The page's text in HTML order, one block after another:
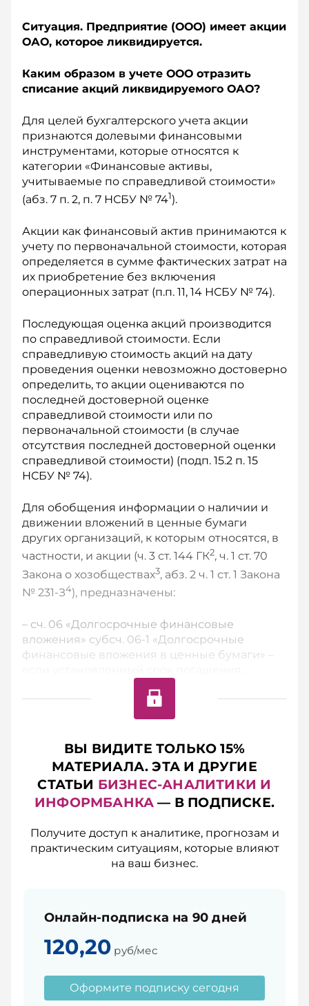
Ситуация. Предприятие (ООО) имеет акции
ОАО, которое ликвидируется.
Каким образом в учете ООО отразить
списание акций ликвидируемого ОАО?
Для целей бухгалтерского учета акции
признаются долевыми финансовыми
инструментами, которые относятся к
категории «Финансовые активы,
учитываемые по справедливой стоимости»
(абз. 7 п. 2, п. 7 НСБУ № 741).
Акции как финансовый актив принимаются к
учету по первоначальной стоимости, которая
определяется в сумме фактических затрат на
их приобретение без включения
операционных затрат (п.п. 11, 14 НСБУ № 74).
Последующая оценка акций производится
по справедливой стоимости. Если
справедливую стоимость акций на дату
проведения оценки невозможно достоверно
определить, то акции оцениваются по
последней достоверной оценке
справедливой стоимости или по
первоначальной стоимости (в случае
отсутствия последней достоверной оценки
справедливой стоимости) (подп. 15.2 п. 15
НСБУ № 74).
Для обобщения информации о наличии и
движении вложений в ценные бумаги
других организаций, к которым относятся, в
частности, и акции (ч. 3 ст. 144 ГК2, ч. 1 ст. 70
Закона о хозобществах3, абз. 2 ч. 1 ст. 1 Закона
№ 231-З4), предназначены:
– сч. 06 «Долгосрочные финансовые
вложения» субсч. 06-1 «Долгосрочные
финансовые вложения в ценные бумаги» –
ВЫ ВИДИТЕ ТОЛЬКО 15%
МАТЕРИАЛА. ЭТА И ДРУГИЕ
СТАТЬИ БИЗНЕС-АНАЛИТИКИ И
ИНФОРМБАНКА — В ПОДПИСКЕ.
Получите доступ к аналитике, прогнозам и
практическим ситуациям, которые влияют
на ваш бизнес.
Онлайн-подписка на 90 дней
120,20 руб/мес
Оформите подписку сегодня